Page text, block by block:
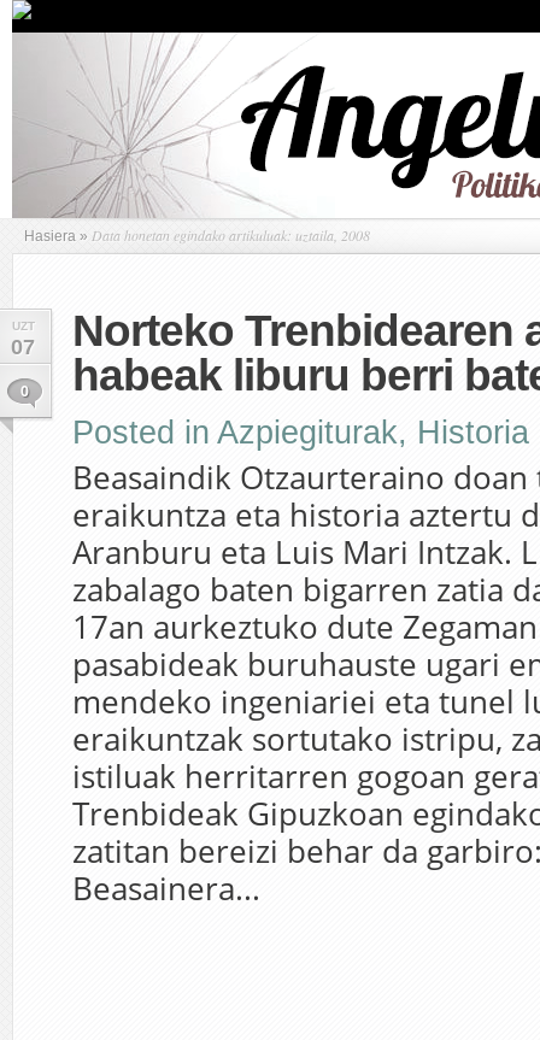
Hasiera » Data honetan egindako artikuluak: uztaila, 2008
UZT
07
0
Norteko Trenbidearen
habeak liburu berri
Posted in Azpiegiturak, Historia
Beasaindik Otzaurteraino
eraikuntza eta historia aztertu
Aranburu eta Luis Mari Intzak.
zabalago baten bigarren zatia
17an aurkeztuko dute
pasabideak buruhauste ugari
mendeko ingeniariei eta tunel
eraikuntzak sortutako istripu,
istiluak herritarren gogoan
Trenbideak Gipuzkoan
zatitan bereizi behar da
Beasainera...